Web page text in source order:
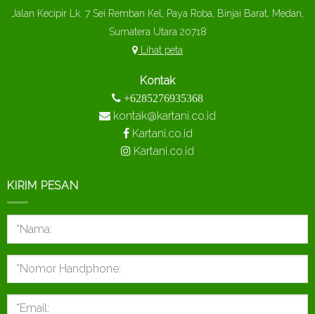
Jalan Kecipir Lk. 7 Sei Remban Kel, Paya Roba, Binjai Barat, Medan,
Sumatera Utara 20718
Lihat peta
Kontak
+6285276935368
kontak@kartani.co.id
Kartani.co.id
Kartani.co.id
KIRIM PESAN